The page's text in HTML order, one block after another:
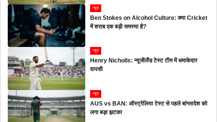
न्यूज
Ben Stokes on Alcohol Culture: क्या Cricket
में शराब एक बड़ी समस्या है?
न्यूज
Henry Nicholls: न्यूजीलैंड टेस्ट टीम में धमाकेदार
वापसी
न्यूज
AUS vs BAN: ऑस्ट्रेलिया टेस्ट से पहले बांग्लादेश को
लगा बड़ा झटका